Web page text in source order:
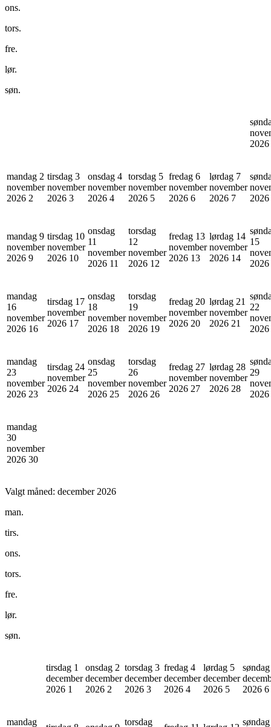
ons.
tors.
fre.
lør.
søn.
2026
mandag 2
november
2026 2
tirsdag 3
november
2026 3
onsdag 4
november
2026 4
torsdag 5
november
2026 5
fredag 6
november
2026 6
lørdag 7
november
2026 7
2026
mandag 9
november
2026 9
tirsdag 10
november
2026 10
onsdag
11
november
2026 11
torsdag
12
november
2026 12
fredag 13
november
2026 13
lørdag 14
november
2026 14
15
2026
mandag
16
november
2026 16
tirsdag 17
november
2026 17
onsdag
18
november
2026 18
torsdag
19
november
2026 19
fredag 20
november
2026 20
lørdag 21
november
2026 21
22
2026
mandag
23
november
2026 23
tirsdag 24
november
2026 24
onsdag
25
november
2026 25
torsdag
26
november
2026 26
fredag 27
november
2026 27
lørdag 28
november
2026 28
29
2026
mandag
30
november
2026 30
Valgt måned: december 2026
man.
tirs.
ons.
tors.
fre.
lør.
søn.
tirsdag 1
december
2026 1
onsdag 2
december
2026 2
torsdag 3
december
2026 3
fredag 4
december
2026 4
lørdag 5
december
2026 5
2026 6
mandag torsdag søndag